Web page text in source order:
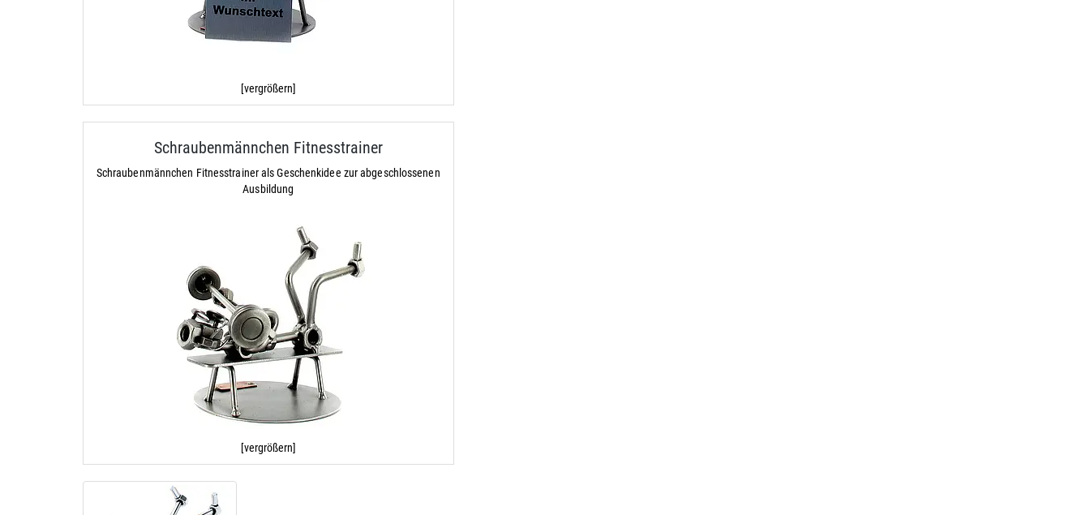
[vergrößern]
Schraubenmännchen Fitnesstrainer
Schraubenmännchen Fitnesstrainer als Geschenkidee zur abgeschlossenen
Ausbildung
[vergrößern]